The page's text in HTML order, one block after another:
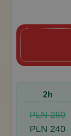
2h
260 PLN
240 PLN